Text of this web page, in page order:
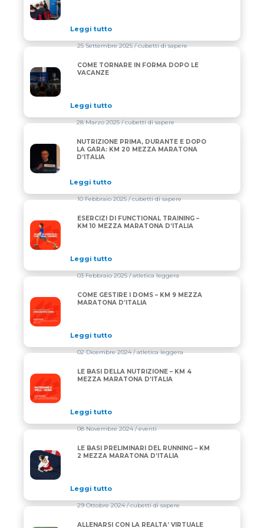
Leggi tutto
COME TORNARE IN FORMA DOPO LE VACANZE
25 Settembre 2025/ cubetti di sapere
COME TORNARE IN FORMA DOPO LE
VACANZE
Leggi tutto
NUTRIZIONE PRIMA, DURANTE E DOPO LA GARA:
28 Marzo 2025/ cubetti di sapere
NUTRIZIONE PRIMA, DURANTE E DOPO
LA GARA: KM 20 MEZZA MARATONA
D’ITALIA
Leggi tutto
ESERCIZI DI FUNCTIONAL TRAINING – KM 10 MEZZA
10 Febbraio 2025/ cubetti di sapere
ESERCIZI DI FUNCTIONAL TRAINING –
KM 10 MEZZA MARATONA D’ITALIA
Leggi tutto
COME GESTIRE I DOMS – KM 9 MEZZA MARATONA
03 Febbraio 2025/ atletica leggera
COME GESTIRE I DOMS – KM 9 MEZZA
MARATONA D’ITALIA
Leggi tutto
LE BASI DELLA NUTRIZIONE – KM 4 MEZZA
02 Dicembre 2024/ atletica leggera
LE BASI DELLA NUTRIZIONE – KM 4
MEZZA MARATONA D’ITALIA
Leggi tutto
LE BASI PRELIMINARI DEL RUNNING – KM 2 MEZZA
08 Novembre 2024/ eventi
LE BASI PRELIMINARI DEL RUNNING – KM
2 MEZZA MARATONA D’ITALIA
Leggi tutto
29 Ottobre 2024/ cubetti di sapere
ALLENARSI CON LA REALTA’ VIRTUALE